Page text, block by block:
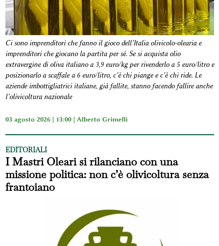
Ci sono imprenditori che fanno il gioco dell’Italia olivicolo-olearia e
imprenditori che giocano la partita per sé. Se si acquista olio
extravergine di oliva italiano a 3,9 euro/kg per rivenderlo a 5 euro/litro e
posizionarlo a scaffale a 6 euro/litro, c’è chi piange e c’è chi ride. Le
aziende imbottigliatrici italiane, già fallite, stanno facendo fallire anche
l’olivicoltura nazionale
03 agosto 2026 | 13:00 | Alberto Grimelli
EDITORIALI
I Mastri Oleari si rilanciano con una
missione politica: non c’è olivicoltura senza
frantoiano